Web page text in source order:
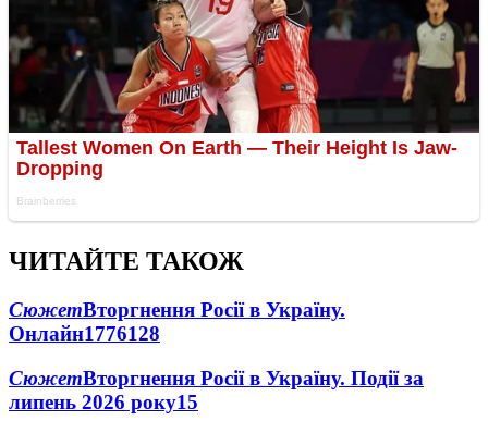
ЧИТАЙТЕ ТАКОЖ
СюжетВторгнення Росії в Україну.
Онлайн1776128
СюжетВторгнення Росії в Україну. Події за
липень 2026 року15